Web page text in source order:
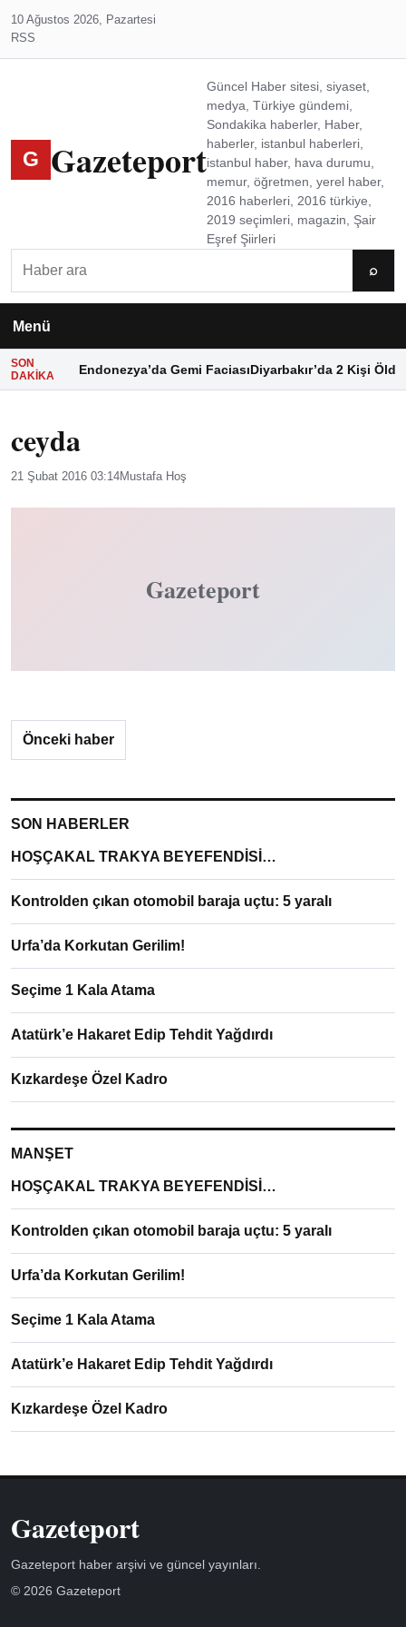
10 Ağustos 2026, Pazartesi
RSS
G Gazeteport
Güncel Haber sitesi, siyaset,
medya, Türkiye gündemi,
Sondakika haberler, Haber,
haberler, istanbul haberleri,
istanbul haber, hava durumu,
memur, öğretmen, yerel haber,
2016 haberleri, 2016 türkiye,
2019 seçimleri, magazin, Şair
Eşref Şiirleri
⌕
Menü
SON
DAKIKA
Endonezya’da Gemi FaciasıDiyarbakır’da 2 Kişi Öldü
ceyda
21 Şubat 2016 03:14Mustafa Hoş
Gazeteport
Önceki haber
SON HABERLER
HOŞÇAKAL TRAKYA BEYEFENDİSİ…
Kontrolden çıkan otomobil baraja uçtu: 5 yaralı
Urfa’da Korkutan Gerilim!
Seçime 1 Kala Atama
Atatürk’e Hakaret Edip Tehdit Yağdırdı
Kızkardeşe Özel Kadro
MANŞET
HOŞÇAKAL TRAKYA BEYEFENDİSİ…
Kontrolden çıkan otomobil baraja uçtu: 5 yaralı
Urfa’da Korkutan Gerilim!
Seçime 1 Kala Atama
Atatürk’e Hakaret Edip Tehdit Yağdırdı
Kızkardeşe Özel Kadro
Gazeteport
Gazeteport haber arşivi ve güncel yayınları.
© 2026 Gazeteport